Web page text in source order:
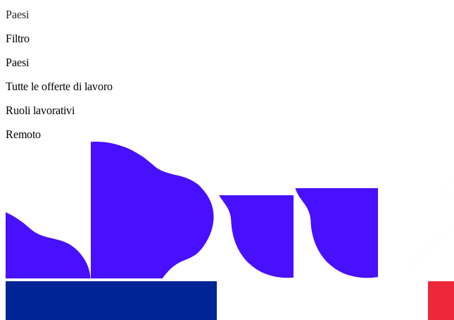
Paesi
Filtro
Paesi
Tutte le offerte di lavoro
Ruoli lavorativi
Remoto